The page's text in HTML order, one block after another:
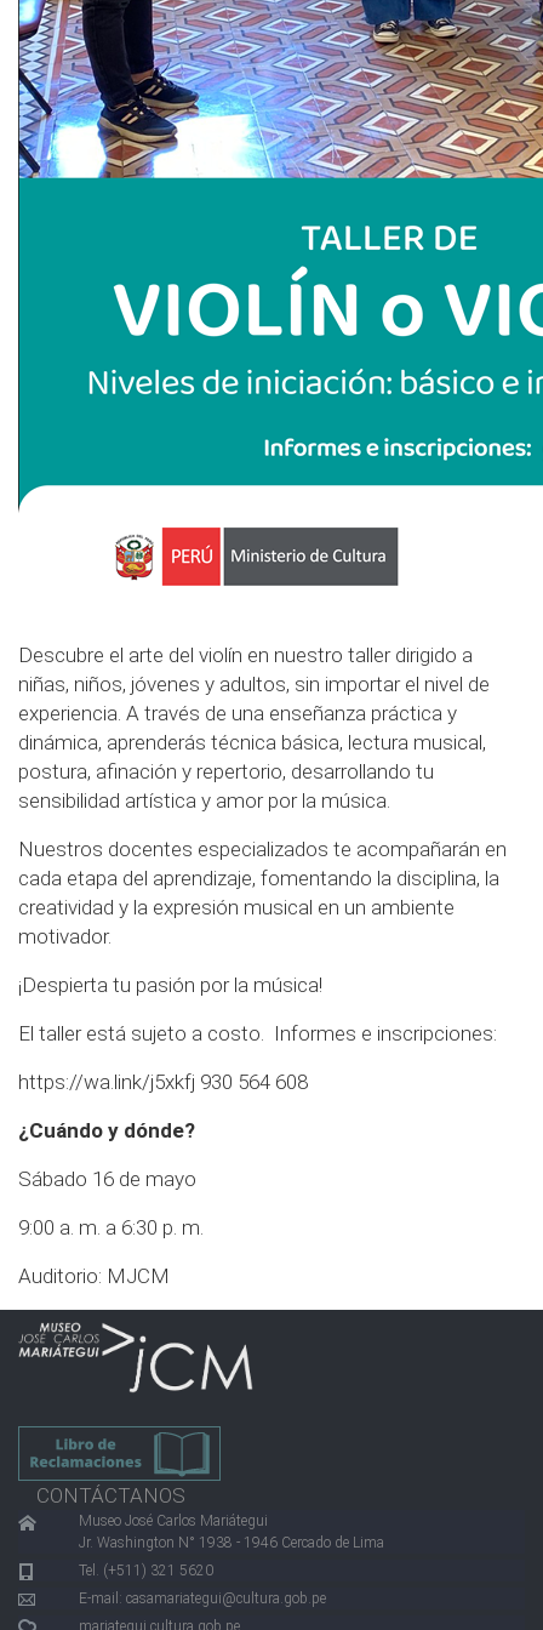
Descubre el arte del violín en nuestro taller dirigido a
niñas, niños, jóvenes y adultos, sin importar el nivel de
experiencia. A través de una enseñanza práctica y
dinámica, aprenderás técnica básica, lectura musical,
postura, afinación y repertorio, desarrollando tu
sensibilidad artística y amor por la música.
Nuestros docentes especializados te acompañarán en
cada etapa del aprendizaje, fomentando la disciplina, la
creatividad y la expresión musical en un ambiente
motivador.
¡Despierta tu pasión por la música!
El taller está sujeto a costo. Informes e inscripciones:
https://wa.link/j5xkfj 930 564 608
¿Cuándo y dónde?
Sábado 16 de mayo
9:00 a. m. a 6:30 p. m.
Auditorio: MJCM
CONTÁCTANOS
Museo José Carlos Mariátegui
Jr. Washington N° 1938 - 1946 Cercado de Lima
Tel. (+511) 321 5620
E-mail: casamariategui@cultura.gob.pe
mariategui.cultura.gob.pe